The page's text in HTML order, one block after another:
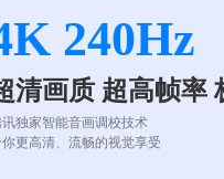
240Hz
清画质 超高帧率
讯独家智能音画调校技术
更高清、流畅的视觉享受